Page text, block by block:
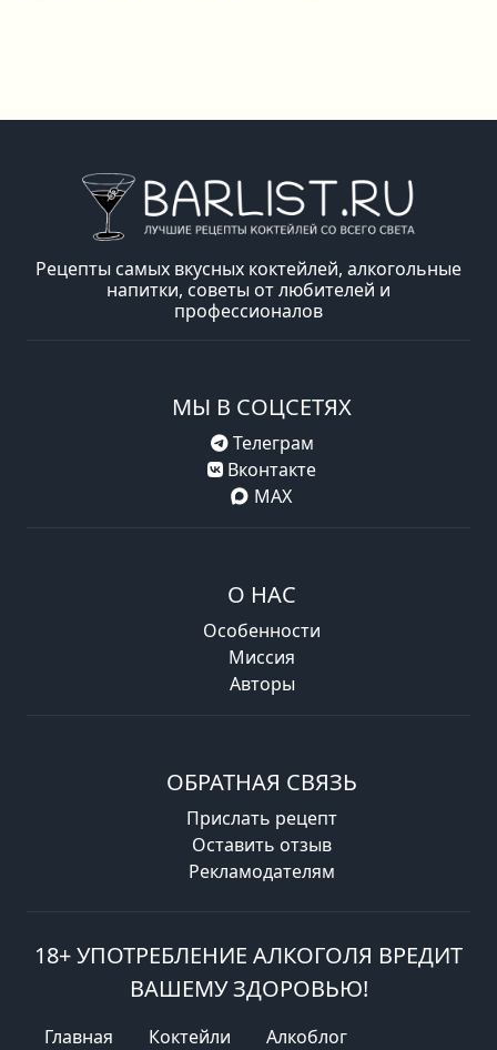
Рецепты самых вкусных коктейлей, алкогольные
напитки, советы от любителей и
профессионалов
МЫ В СОЦСЕТЯХ
Телеграм
Вконтакте
MAX
О НАС
Особенности
Миссия
Авторы
ОБРАТНАЯ СВЯЗЬ
Прислать рецепт
Оставить отзыв
Рекламодателям
18+ УПОТРЕБЛЕНИЕ АЛКОГОЛЯ ВРЕДИТ
ВАШЕМУ ЗДОРОВЬЮ!
Главная Коктейли Алкоблог